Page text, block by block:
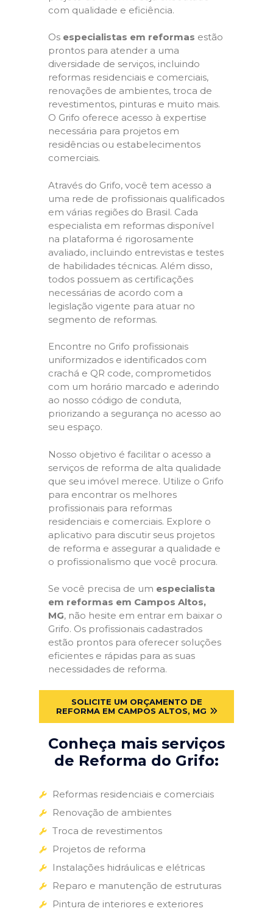
com qualidade e eficiência.
Os especialistas em reformas estão
prontos para atender a uma
diversidade de serviços, incluindo
reformas residenciais e comerciais,
renovações de ambientes, troca de
revestimentos, pinturas e muito mais.
O Grifo oferece acesso à expertise
necessária para projetos em
residências ou estabelecimentos
comerciais.
Através do Grifo, você tem acesso a
uma rede de profissionais qualificados
em várias regiões do Brasil. Cada
especialista em reformas disponível
na plataforma é rigorosamente
avaliado, incluindo entrevistas e testes
de habilidades técnicas. Além disso,
todos possuem as certificações
necessárias de acordo com a
legislação vigente para atuar no
segmento de reformas.
Encontre no Grifo profissionais
uniformizados e identificados com
crachá e QR code, comprometidos
com um horário marcado e aderindo
ao nosso código de conduta,
priorizando a segurança no acesso ao
seu espaço.
Nosso objetivo é facilitar o acesso a
serviços de reforma de alta qualidade
que seu imóvel merece. Utilize o Grifo
para encontrar os melhores
profissionais para reformas
residenciais e comerciais. Explore o
aplicativo para discutir seus projetos
de reforma e assegurar a qualidade e
o profissionalismo que você procura.
Se você precisa de um especialista
em reformas em Campos Altos,
MG, não hesite em entrar em baixar o
Grifo. Os profissionais cadastrados
estão prontos para oferecer soluções
eficientes e rápidas para as suas
necessidades de reforma.
SOLICITE UM ORÇAMENTO DE
REFORMA EM CAMPOS ALTOS, MG
Conheça mais serviços
de Reforma do Grifo:
Reformas residenciais e comerciais
Renovação de ambientes
Troca de revestimentos
Projetos de reforma
Instalações hidráulicas e elétricas
Reparo e manutenção de estruturas
Pintura de interiores e exteriores